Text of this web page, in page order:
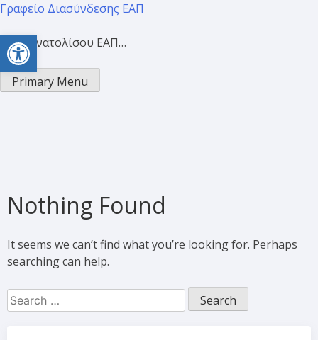
Open toolbar
Γραφείο Διασύνδεσης ΕΑΠ
Προσανατολίσου ΕΑΠ…
Primary Menu
Nothing Found
It seems we can’t find what you’re looking for. Perhaps
searching can help.